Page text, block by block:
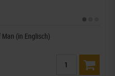
(in Englisch)